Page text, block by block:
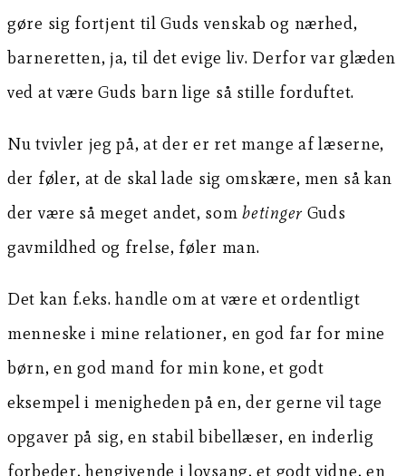
gøre sig fortjent til Guds venskab og nærhed,
barneretten, ja, til det evige liv. Derfor var glæden
ved at være Guds barn lige så stille forduftet.
Nu tvivler jeg på, at der er ret mange af læserne,
der føler, at de skal lade sig omskære, men så kan
der være så meget andet, sombetingerGuds
gavmildhed og frelse, føler man.
Det kan f.eks. handle om at være et ordentligt
menneske i mine relationer, en god far for mine
børn, en god mand for min kone, et godt
eksempel i menigheden på en, der gerne vil tage
opgaver på sig, en stabil bibellæser, en inderlig
forbeder, hengivende i lovsang, et godt vidne, en